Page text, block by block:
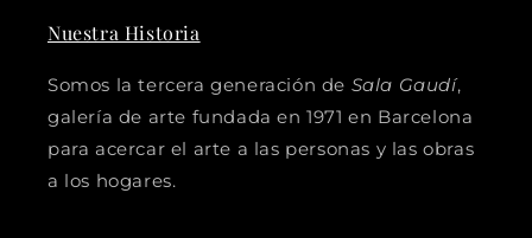
Nuestra Historia
Somos la tercera generación de Sala Gaudí,
galería de arte fundada en 1971 en Barcelona
para acercar el arte a las personas y las obras
a los hogares.